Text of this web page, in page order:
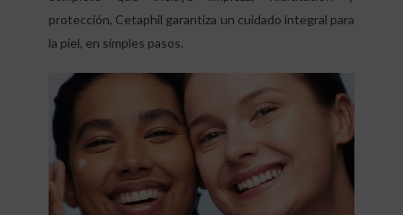
protección, Cetaphil garantiza un cuidado integral para
la piel, en simples pasos.